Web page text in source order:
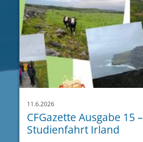
11.6.2026
CFGazette Ausgabe 15 –
Studienfahrt Irland